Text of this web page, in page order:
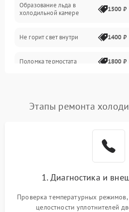
Образование льда в
холодильной камере
1500 ₽
Не горит свет внутри 1400 ₽
Поломка термостата 1800 ₽
Поломка системы No Frost 2600 ₽
работе
2000 ₽
Этапы ремонта
1. Диагностика и
Проверка температурных
целостности уплотнителей